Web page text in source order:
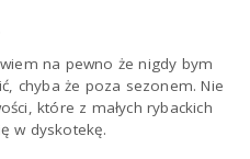
na pewno że nigdy bym
chyba że poza sezonem. Nie
które z małych rybackich
w dyskotekę.